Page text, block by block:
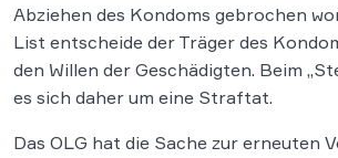
Abziehen des Kondoms gebrochen
List entscheide der Träger des
den Willen der Geschädigten. Beim
es sich daher um eine Straftat.
Das OLG hat die Sache zur erneuten